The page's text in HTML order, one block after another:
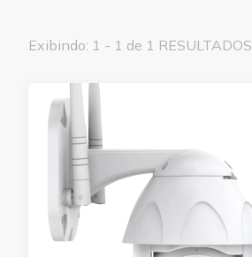
Exibindo: 1 - 1 de 1 RESULTADOS